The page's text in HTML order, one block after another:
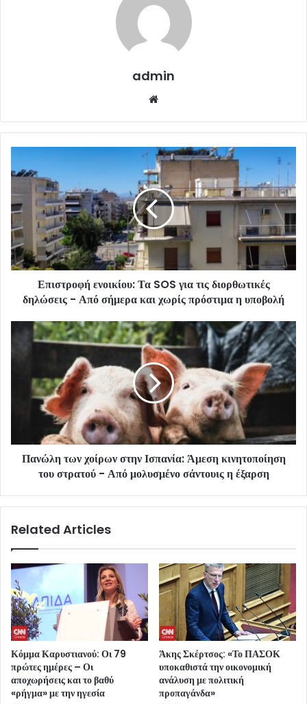
admin
Επιστροφή ενοικίου: Τα SOS για τις διορθωτικές
δηλώσεις - Από σήμερα και χωρίς πρόστιμα η υποβολή
Πανώλη των χοίρων στην Ισπανία: Άμεση κινητοποίηση
του στρατού - Από μολυσμένο σάντουις η έξαρση
Related Articles
Κόμμα Καρυστιανού: Οι 79
πρώτες ημέρες – Οι
αποχωρήσεις και το βαθύ
«ρήγμα» με την ηγεσία
Άκης Σκέρτσος: «Το ΠΑΣΟΚ
υποκαθιστά την οικονομική
ανάλυση με πολιτική
προπαγάνδα»